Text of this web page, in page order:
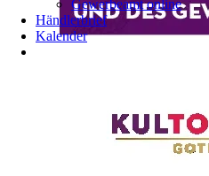
Gewerbeamt online
Händlerbrief
Kalender